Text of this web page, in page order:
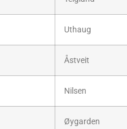
Uthaug
Åstveit
Nilsen
Øygarden